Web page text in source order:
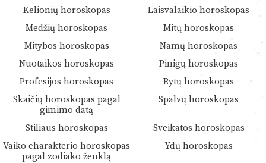
Kelionių horoskopas
Laisvalaikio horoskopas
Medžių horoskopas
Mitų horoskopas
Mitybos horoskopas
Namų horoskopas
Nuotaikos horoskopas
Pinigų horoskopas
Profesijos horoskopas
Rytų horoskopas
Skaičių horoskopas pagal
gimimo datą
Spalvų horoskopas
Stiliaus horoskopas
Sveikatos horoskopas
Vaiko charakterio horoskopas
pagal zodiako ženklą
Ydų horoskopas